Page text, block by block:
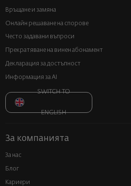
Връщане и замяна
Онлайн решаване на спорове
Често задавани въпроси
Прекратяване на винен абонамент
Декларация за достъпност
Информация за AI
SWITCH TO
ENGLISH
За компанията
За нас
Блог
Кариери